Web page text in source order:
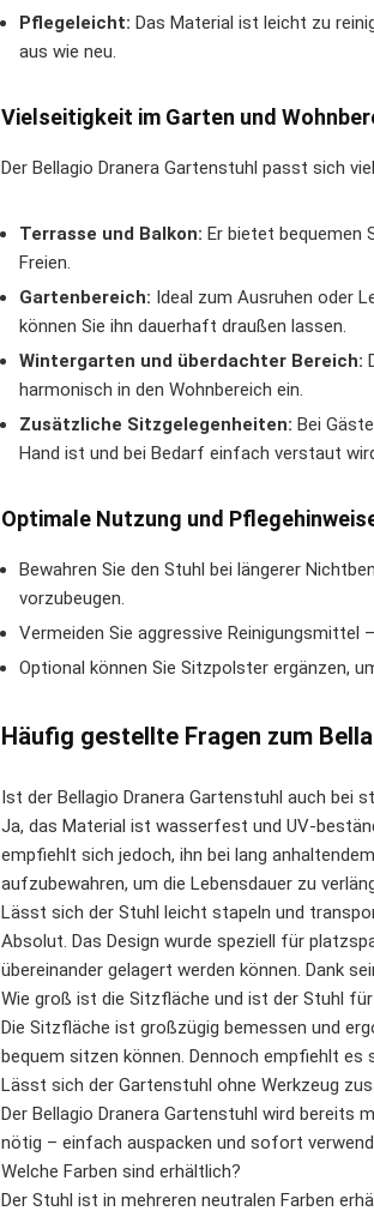
Pflegeleicht: Das Material ist leicht zu
aus wie neu.
Vielseitigkeit im Garten und
Der Bellagio Dranera Gartenstuhl passt sich
Terrasse und Balkon: Er bietet bequemen
Freien.
Gartenbereich: Ideal zum Ausruhen oder
können Sie ihn dauerhaft draußen lassen.
Wintergarten und überdachter Bereich:
harmonisch in den Wohnbereich ein.
Zusätzliche Sitzgelegenheiten: Bei
Hand ist und bei Bedarf einfach verstaut
Optimale Nutzung und
Bewahren Sie den Stuhl bei längerer
vorzubeugen.
Vermeiden Sie aggressive Reinigungsmittel
Optional können Sie Sitzpolster ergänzen,
Häufig gestellte Fragen zum
Ist der Bellagio Dranera Gartenstuhl auch bei
Ja, das Material ist wasserfest und UV-
empfiehlt sich jedoch, ihn bei lang
aufzubewahren, um die Lebensdauer zu
Lässt sich der Stuhl leicht stapeln und
Absolut. Das Design wurde speziell für
übereinander gelagert werden können. Dank
Wie groß ist die Sitzfläche und ist der Stuhl
Die Sitzfläche ist großzügig bemessen und
bequem sitzen können. Dennoch empfiehlt es
Lässt sich der Gartenstuhl ohne Werkzeug
Der Bellagio Dranera Gartenstuhl wird bereits
nötig – einfach auspacken und sofort
Welche Farben sind erhältlich?
Der Stuhl ist in mehreren neutralen Farben